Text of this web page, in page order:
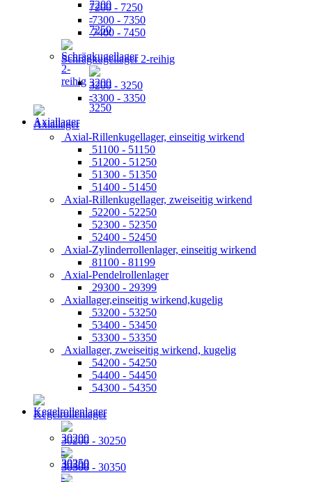
7200 - 7250
7300 - 7350
7400 - 7450
Schrägkugellager 2-reihig
3200 - 3250
3300 - 3350
Axiallager
Axial-Rillenkugellager, einseitig wirkend
51100 - 51150
51200 - 51250
51300 - 51350
51400 - 51450
Axial-Rillenkugellager, zweiseitig wirkend
52200 - 52250
52300 - 52350
52400 - 52450
Axial-Zylinderrollenlager, einseitig wirkend
81100 - 81199
Axial-Pendelrollenlager
29300 - 29399
Axiallager,einseitig wirkend,kugelig
53200 - 53250
53400 - 53450
53300 - 53350
Axiallager, zweiseitig wirkend, kugelig
54200 - 54250
54400 - 54450
54300 - 54350
Kegelrollenlager
30200 - 30250
30300 - 30350